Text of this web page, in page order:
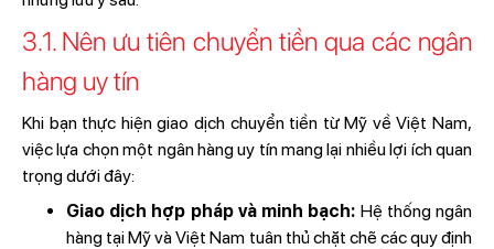
3.1. Nên ưu tiên chuyển tiền qua các ngân
hàng uy tín
Khi bạn thực hiện giao dịch chuyển tiền từ Mỹ về Việt Nam,
việc lựa chọn một ngân hàng uy tín mang lại nhiều lợi ích quan
trọng dưới đây:
Giao dịch hợp pháp và minh bạch: Hệ thống ngân
hàng tại Mỹ và Việt Nam tuân thủ chặt chẽ các quy định